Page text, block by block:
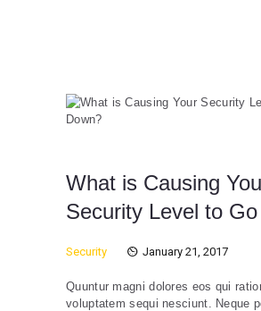
What is Causing
Security Level to
Security January 21, 2017
Quuntur magni dolores eos qui
voluptatem sequi nesciunt. Neque